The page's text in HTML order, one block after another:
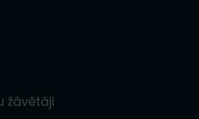
žāvētāji